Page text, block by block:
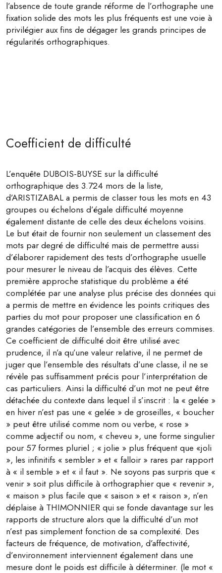
l’absence de toute grande réforme de l’orthographe une
fixation solide des mots les plus fréquents est une voie à
privilégier aux fins de dégager les grands principes de
régularités orthographiques.
Coefficient de difficulté
L’enquête DUBOIS-BUYSE sur la difficulté
orthographique des 3.724 mors de la liste,
d’ARISTIZABAL a permis de classer tous les mots en 43
groupes ou échelons d’égale difficulté moyenne
également distante de celle des deux échelons voisins.
Le but était de fournir non seulement un classement des
mots par degré de difficulté mais de permettre aussi
d’élaborer rapidement des tests d’orthographe usuelle
pour mesurer le niveau de l’acquis des élèves. Cette
première approche statistique du problème a été
complétée par une analyse plus précise des données qui
a permis de mettre en évidence les points critiques des
parties du mot pour proposer une classification en 6
grandes catégories de l’ensemble des erreurs commises.
Ce coefficient de difficulté doit être utilisé avec
prudence, il n’a qu’une valeur relative, il ne permet de
juger que l’ensemble des résultats d’une classe, il ne se
révèle pas suffisamment précis pour l’interprétation de
cas particuliers. Ainsi la difficulté d’un mot ne peut être
détachée du contexte dans lequel il s’inscrit : la « gelée »
en hiver n’est pas une « gelée » de groseilles, « boucher
» peut être utilisé comme nom ou verbe, « rose »
comme adjectif ou nom, « cheveu », une forme singulier
pour 57 formes pluriel ; « jolie » plus fréquent que «joli
», les infinitifs « sembler » et « falloir » rares par rapport
à « il semble » et « il faut ». Ne soyons pas surpris que «
venir » soit plus difficile à orthographier que « revenir »,
« maison » plus facile que « saison » et « raison », n’en
déplaise à THIMONNIER qui se fonde davantage sur les
rapports de structure alors que la difficulté d’un mot
n’est pas simplement fonction de sa complexité. Des
facteurs de fréquence, de motivation, d’affectivité,
d’environnement interviennent également dans une
mesure dont le poids est difficile à déterminer. (le mot «